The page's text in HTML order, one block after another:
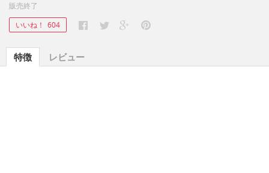
販売終了
いいね！ 604
特徴 レビュー